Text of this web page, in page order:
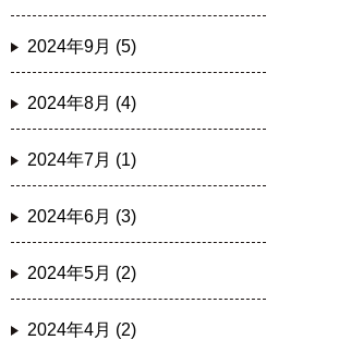
2024年9月 (5)
2024年8月 (4)
2024年7月 (1)
2024年6月 (3)
2024年5月 (2)
2024年4月 (2)